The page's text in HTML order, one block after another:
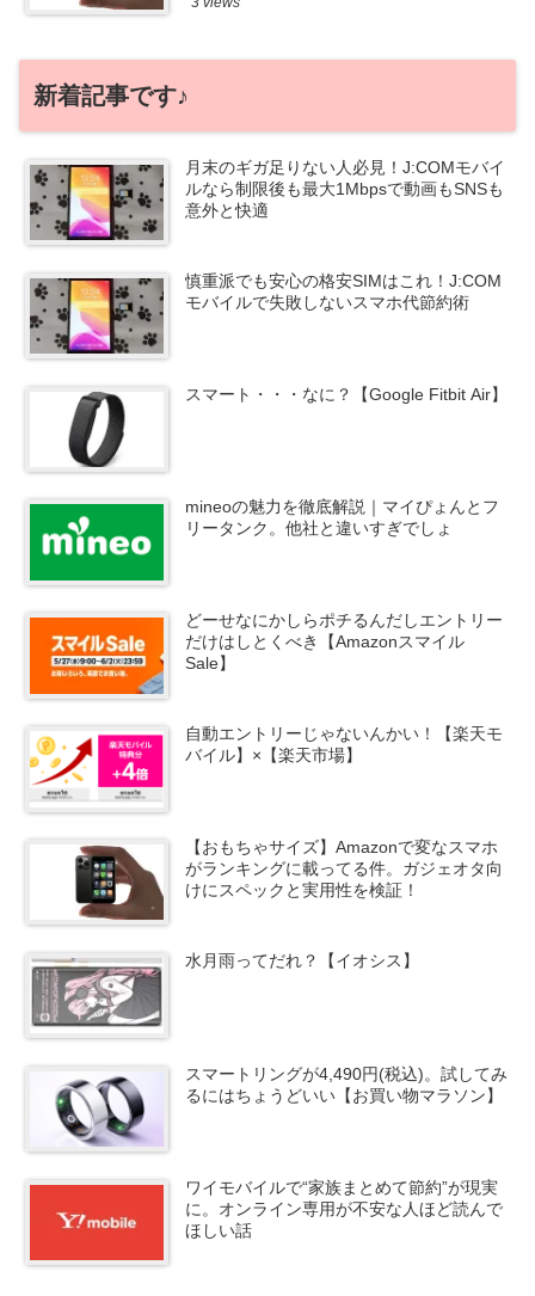
新着記事です♪
月末のギガ足りない人必見！J:COMモバイ
ルなら制限後も最大1Mbpsで動画もSNSも
意外と快適
慎重派でも安心の格安SIMはこれ！J:COM
モバイルで失敗しないスマホ代節約術
スマート・・・なに？【Google Fitbit Air】
mineoの魅力を徹底解説｜マイぴょんとフ
リータンク。他社と違いすぎでしょ
どーせなにかしらポチるんだしエントリー
だけはしとくべき【Amazonスマイル
Sale】
自動エントリーじゃないんかい！【楽天モ
バイル】×【楽天市場】
【おもちゃサイズ】Amazonで変なスマホ
がランキングに載ってる件。ガジェオタ向
けにスペックと実用性を検証！
水月雨ってだれ？【イオシス】
スマートリングが4,490円(税込)。試してみ
るにはちょうどいい【お買い物マラソン】
ワイモバイルで“家族まとめて節約”が現実
に。オンライン専用が不安な人ほど読んで
ほしい話